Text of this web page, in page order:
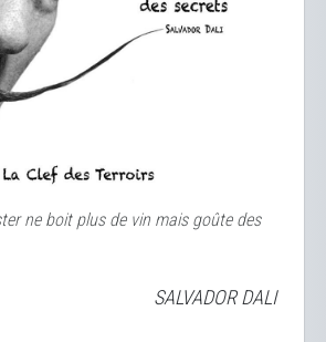
ne boit plus de vin mais goûte des
SALVADOR DALI